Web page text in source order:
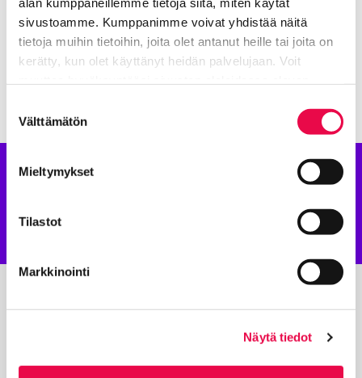
sivustoamme. Kumppanimme voivat yhdistää näitä
tietoja muihin tietoihin, joita olet antanut heille tai joita on
kerätty, kun olet käyttänyt heidän palvelujaan. Voit
valinta
Välttämätön
Mieltymykset
Tilastot
Markkinointi
Näytä tiedot
Nykyinen sivu
Robotiikan esittelyä kirjastossa
Klikkaa käyttääksesi valikkoa
Robotiikkaa
taaperosta tohtoriksi